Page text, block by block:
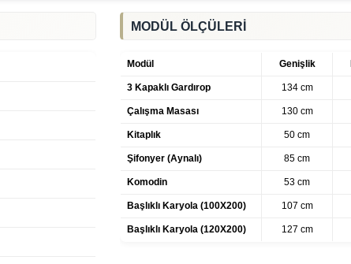
MODÜL ÖLÇÜLERİ
Modül Genişlik
3 Kapaklı Gardırop 134 cm
Çalışma Masası 130 cm
Kitaplık 50 cm
Şifonyer (Aynalı) 85 cm
Komodin 53 cm
Başlıklı Karyola (100X200) 107 cm
Başlıklı Karyola (120X200) 127 cm